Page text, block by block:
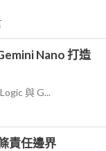
Nano 打造
與 G...
責任邊界